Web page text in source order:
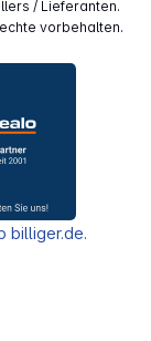
/ Lieferanten.
vorbehalten.